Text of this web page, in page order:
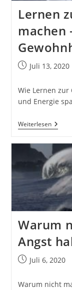
Lernen
machen
BeitragJuli 13, 2020
Wie Lernen
und Energie
WeiterlesenLernen
Zur
–
Die
Kraft
Von
Warum
Angst
BeitragJuli 6, 2020
Warum nicht